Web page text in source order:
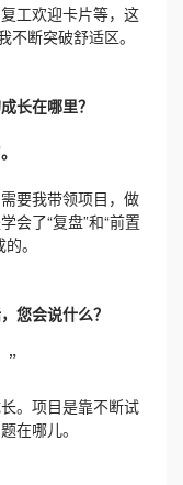
工欢迎卡片等，这
不断突破舒适区。
长在哪里？
要我带领项目，做
会了“复盘”和“前置
。
您会说什么？
”
。项目是靠不断试
在哪儿。